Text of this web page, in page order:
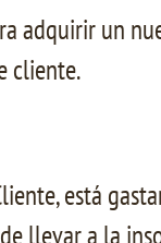
adquirir un
cliente.
está
llevar a la